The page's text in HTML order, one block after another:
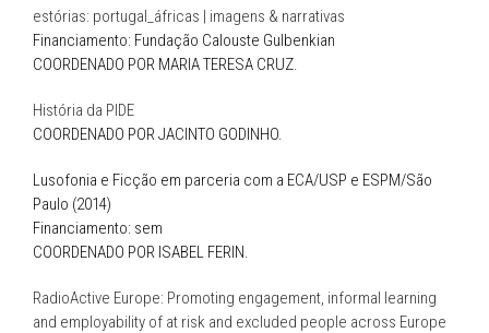
estórias: portugal_áfricas | imagens & narrativas
Financiamento: Fundação Calouste Gulbenkian
COORDENADO POR MARIA TERESA CRUZ.
História da PIDE
COORDENADO POR JACINTO GODINHO.
Lusofonia e Ficção em parceria com a ECA/USP e ESPM/São
Paulo (2014)
Financiamento: sem
COORDENADO POR ISABEL FERIN.
RadioActive Europe: Promoting engagement, informal learning
and employability of at risk and excluded people across Europe